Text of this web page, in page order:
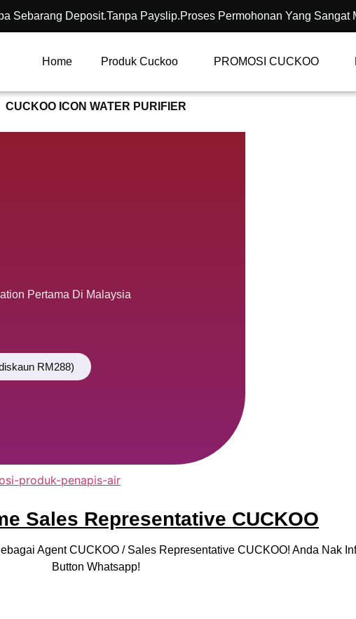
Sebarang Deposit.Tanpa Payslip.Proses Permohonan Yang Sangat
Home Produk Cuckoo PROMOSI CUCKOO
CUCKOO ICON WATER PURIFIER
Pertama Di Malaysia
RM288)
Sales Representative CUCKOO
Agent CUCKOO / Sales Representative CUCKOO! Anda Nak
Button Whatsapp!